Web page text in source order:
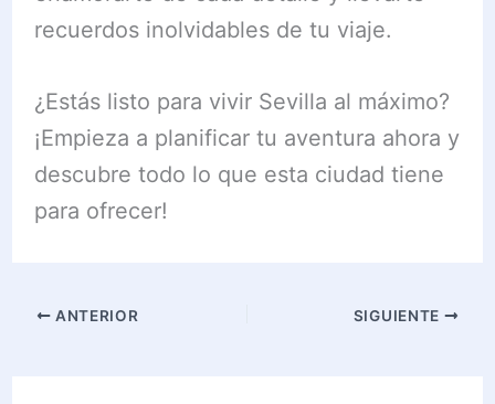
recuerdos inolvidables de tu viaje.
¿Estás listo para vivir Sevilla al máximo?
¡Empieza a planificar tu aventura ahora y
descubre todo lo que esta ciudad tiene
para ofrecer!
ANTERIOR SIGUIENTE